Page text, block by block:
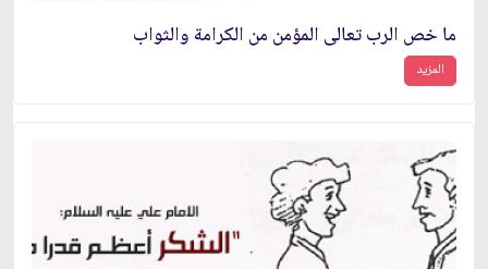
ما خص الرب تعالى المؤمن من الكرامة والثواب
المزيد